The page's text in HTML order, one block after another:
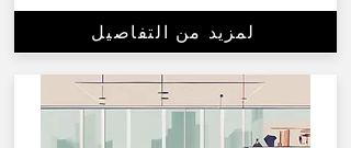
لمزيد من التفاصيل